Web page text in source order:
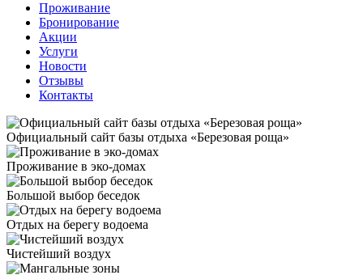
Проживание
Бронирование
Акции
Услуги
Новости
Отзывы
Контакты
Официальный сайт базы отдыха «Березовая роща»
Проживание в эко-домах
Большой выбор беседок
Отдых на берегу водоема
Чистейший воздух